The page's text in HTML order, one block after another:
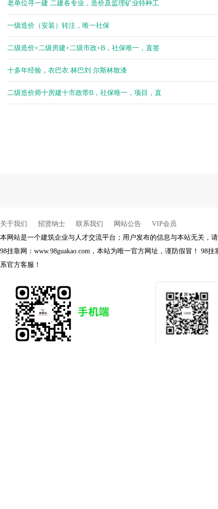
老单位寻一建 二建各专业，造价及监理矿业特种工
一级造价（安装）转注，唯一社保
二级造价+二级房建+二级市政+B，社保唯一，直签
十多年经验，衣巴衣 林巴刘 尔斯林散漆
二级造价师十房建十市政带B，社保唯一，项目，直
关于我们 招贤纳士 联系我们 网站公告
VIP会员
本网站是一个建筑企业与人才交流平台；用户发布的信息与本站无关，
98挂靠网：www.98guakao.com，本站为唯一官方网址，谨防假冒！ 98
系官方客服！